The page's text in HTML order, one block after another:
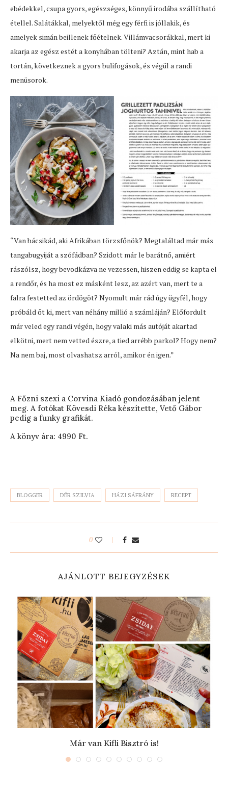
ebédekkel, csupa gyors, egészséges, könnyű irodába szállítható
étellel. Salátákkal, melyektől még egy férfi is jóllakik, és
amelyek simán beillenek főételnek. Villámvacsorákkal, mert ki
akarja az egész estét a konyhában tölteni? Aztán, mint hab a
tortán, következnek a gyors bulifogások, és végül a randi
menüsorok.
“Van bácsikád, aki Afrikában törzsfőnök? Megtaláltad már más
tangabugyiját a szófádban? Szidott már le barátnő, amiért
rászólsz, hogy bevodkázva ne vezessen, hiszen eddig se kapta el
a rendőr, és ha most ez másként lesz, az azért van, mert te a
falra festetted az ördögöt? Nyomult már rád úgy ügyfél, hogy
próbáld őt ki, mert van néhány millió a számláján? Előfordult
már veled egy randi végén, hogy valaki más autóját akartad
elkötni, mert nem vetted észre, a tied arrébb parkol? Hogy nem?
Na nem baj, most olvashatsz arról, amikor én igen.”
A Főzni szexi a Corvina Kiadó gondozásában jelent
meg. A fotókat Kövesdi Réka készítette, Vető Gábor
pedig a funky grafikát.
A könyv ára: 4990 Ft.
BLOGGER DÉR SZILVIA HÁZI SÁFRÁNY RECEPT
0
AJÁNLOTT BEJEGYZÉSEK
Már van Kifli Bisztró is!